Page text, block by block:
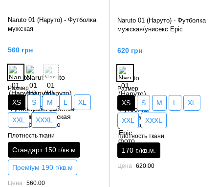
Naruto 01 (Наруто) - Футболка
мужская
560 грн
Размер
XS S M L XL
XXL XXXL
Плотность ткани
Стандарт 150 г/кв.м
Преміум 190 г/кв.м
Цена 560.00
Naruto 01 (Наруто) - Футболка
мужская/унисекс Epic
620 грн
Размер
XS S M L XL
XXL XXXL
Плотность ткани
170 г./кв.м.
Цена 620.00